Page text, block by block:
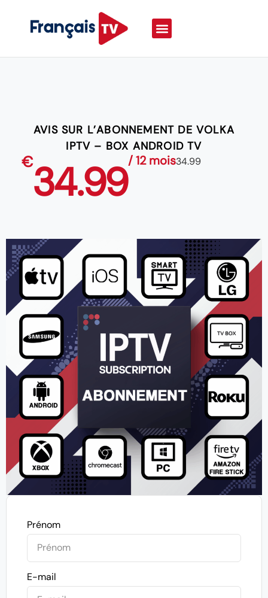
AVIS SUR L’ABONNEMENT DE VOLKA
IPTV – BOX ANDROID TV
€34.99/ 12 mois34.99
Prénom
E-mail